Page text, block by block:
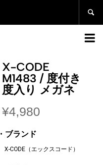


X-CODE
M1483 / 度付き
度入り メガネ
¥4,980
・ブランド
X-CODE（エックスコード）